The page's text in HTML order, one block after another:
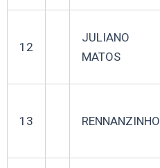
12
JULIANO
MATOS
13 RENNANZINHO